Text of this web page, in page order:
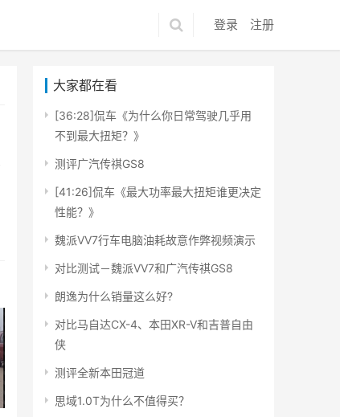
登录 注册
大家都在看
[36:28]侃车《为什么你日常驾驶几乎用
不到最大扭矩？》
测评广汽传祺GS8
[41:26]侃车《最大功率最大扭矩谁更决定
性能？》
魏派VV7行车电脑油耗故意作弊视频演示
对比测试－魏派VV7和广汽传祺GS8
朗逸为什么销量这么好?
对比马自达CX-4、本田XR-V和吉普自由
侠
测评全新本田冠道
思域1.0T为什么不值得买？